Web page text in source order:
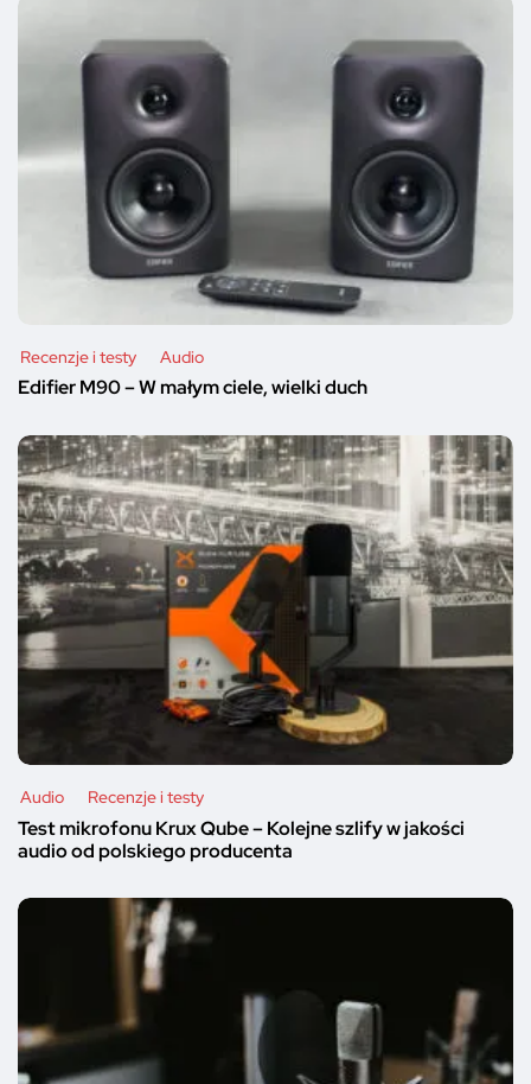
Recenzje i testy Audio
Edifier M90 – W małym ciele, wielki duch
Audio Recenzje i testy
Test mikrofonu Krux Qube – Kolejne szlify w jakości
audio od polskiego producenta